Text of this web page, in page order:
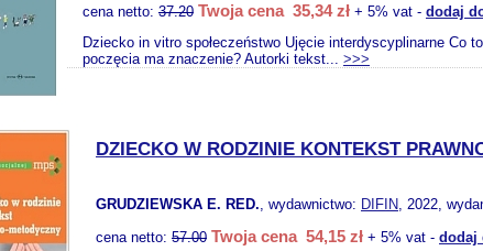
cena netto: 37.20 Twoja cena 35,34 zł + 5% vat - dodaj
Dziecko in vitro społeczeństwo Ujęcie interdyscyplinarne Co
poczęcia ma znaczenie? Autorki tekst... >>>
DZIECKO W RODZINIE KONTEKST
GRUDZIEWSKA E. RED., wydawnictwo: DIFIN, 2022,
cena netto: 57.00 Twoja cena 54,15 zł + 5% vat - dodaj